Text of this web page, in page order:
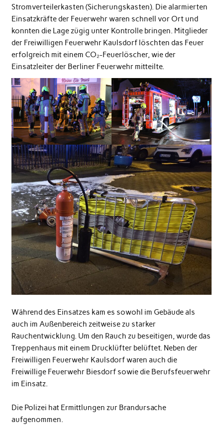
Stromverteilerkasten (Sicherungskasten). Die alarmierten
Einsatzkräfte der Feuerwehr waren schnell vor Ort und
konnten die Lage zügig unter Kontrolle bringen. Mitglieder
der Freiwilligen Feuerwehr Kaulsdorf löschten das Feuer
erfolgreich mit einem CO₂-Feuerlöscher, wie der
Einsatzleiter der Berliner Feuerwehr mitteilte.
Während des Einsatzes kam es sowohl im Gebäude als
auch im Außenbereich zeitweise zu starker
Rauchentwicklung. Um den Rauch zu beseitigen, wurde das
Treppenhaus mit einem Drucklüfter belüftet. Neben der
Freiwilligen Feuerwehr Kaulsdorf waren auch die
Freiwillige Feuerwehr Biesdorf sowie die Berufsfeuerwehr
im Einsatz.
Die Polizei hat Ermittlungen zur Brandursache
aufgenommen.